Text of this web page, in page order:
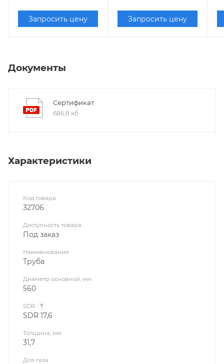
Запросить цену Запросить цену
Документы
Сертификат
686,8 кб
Характеристики
Код товара
32706
Доступность товара
Под заказ
Наименование
Труба
Диаметр основной, мм
560
SDR ?
SDR 17,6
Толщина, мм
31,7
Для газа